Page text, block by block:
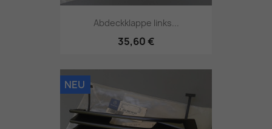
Abdeckklappe links...
35,60 €
NEU